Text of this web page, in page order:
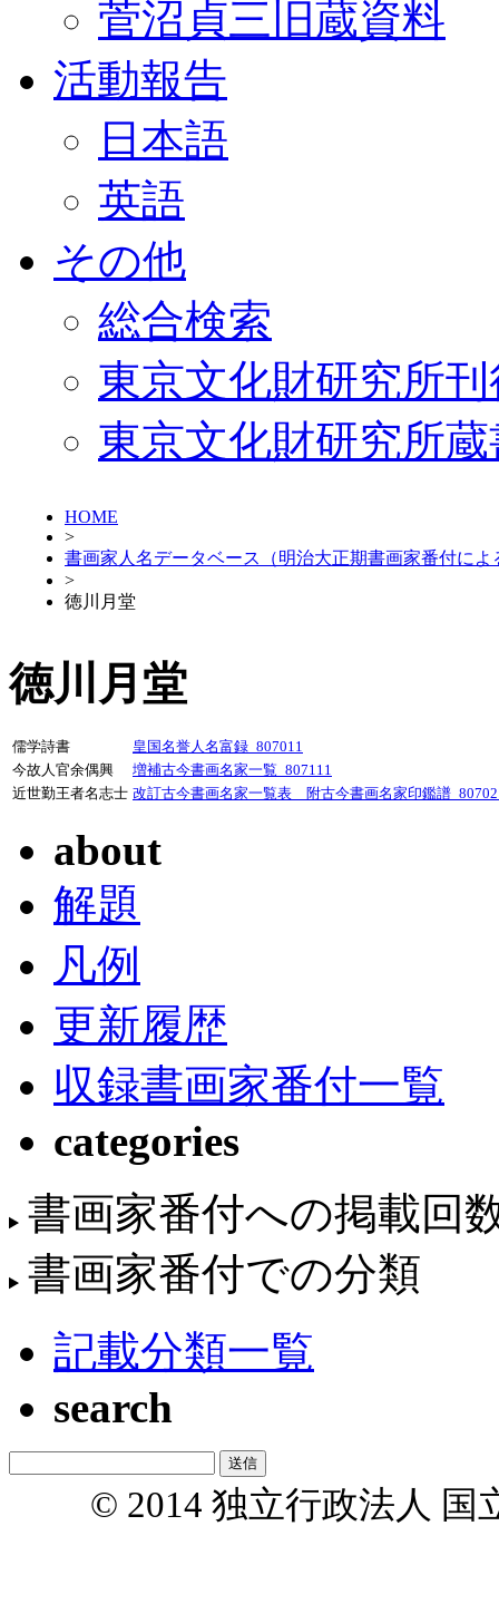
菅沼貞三旧蔵資料
活動報告
日本語
英語
その他
総合検索
東京文化財研究所
東京文化財研究所
HOME
>
書画家人名データベース（明治大正期書画家番付によ
>
徳川月堂
徳川月堂
儒学詩書
皇国名誉人名富録_807011
今故人官余偶興
増補古今書画名家一覧_807111
近世勤王者名志士 改訂古今書画名家一覧表 附古今書画名家印鑑譜
about
解題
凡例
更新履歴
収録書画家番付一覧
categories
書画家番付への掲載回
書画家番付での分類
記載分類一覧
search
© 2014 独立行政法人 国